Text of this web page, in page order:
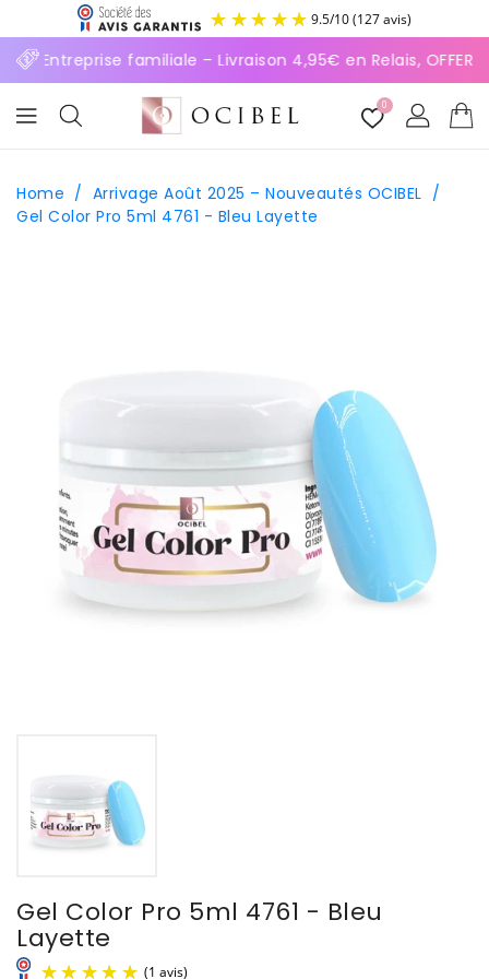
9.5/10
⚡ Entreprise familiale – Livraison 4,95€ en Relais,
0
Home / Arrivage Août 2025 – Nouveautés OCIBEL /
Gel Color Pro 5ml 4761 - Bleu Layette
Gel Color Pro 5ml 4761 - Bleu
Layette